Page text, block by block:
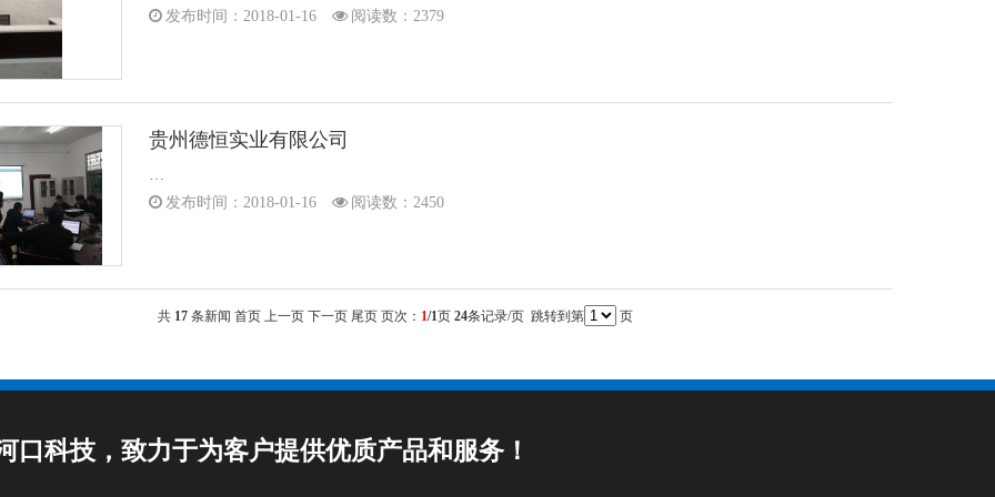
发布时间：2018-01-16 阅读数：2379
贵州德恒实业有限公司
…
发布时间：2018-01-16
阅读数：2450
共 17 条新闻 首页 上一页 下一页 尾页 页次： 1/1页 24条记录/页 跳转到第 页
口科技，致力于为客户提供优质产品和服务！